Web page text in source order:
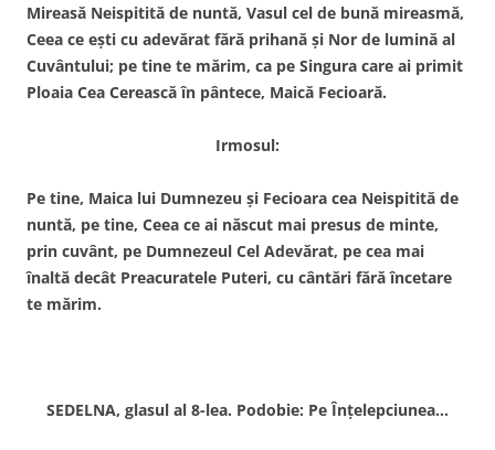
Mireasă Neispitită de nuntă, Vasul cel de bună mireasmă,
Ceea ce eşti cu adevărat fără prihană şi Nor de lumină al
Cuvântului; pe tine te mărim, ca pe Singura care ai primit
Ploaia Cea Cerească în pântece, Maică Fecioară.
Irmosul:
Pe tine, Maica lui Dumnezeu şi Fecioara cea Neispitită de
nuntă, pe tine, Ceea ce ai născut mai presus de minte,
prin cuvânt, pe Dumnezeul Cel Adevărat, pe cea mai
înaltă decât Preacuratele Puteri, cu cântări fără încetare
te mărim.
SEDELNA, glasul al 8-lea. Podobie: Pe Înţelepciunea…